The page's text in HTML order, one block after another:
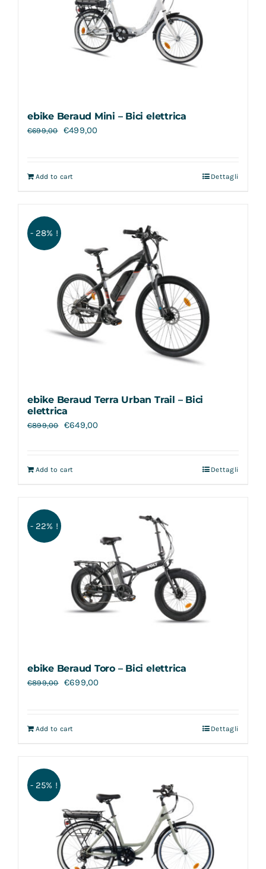
ebike Beraud Mini – Bici elettrica
€699,00 €499,00
Add to cart Dettagli
- 28% !
ebike Beraud Terra Urban Trail – Bici
elettrica
€899,00 €649,00
Add to cart Dettagli
- 22% !
ebike Beraud Toro – Bici elettrica
€899,00 €699,00
Add to cart Dettagli
- 25% !